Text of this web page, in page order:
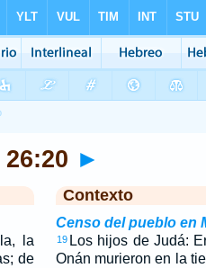
►
la
de
Contexto
Censo del pueblo en
19 Los hijos de Judá:
Onán murieron en la